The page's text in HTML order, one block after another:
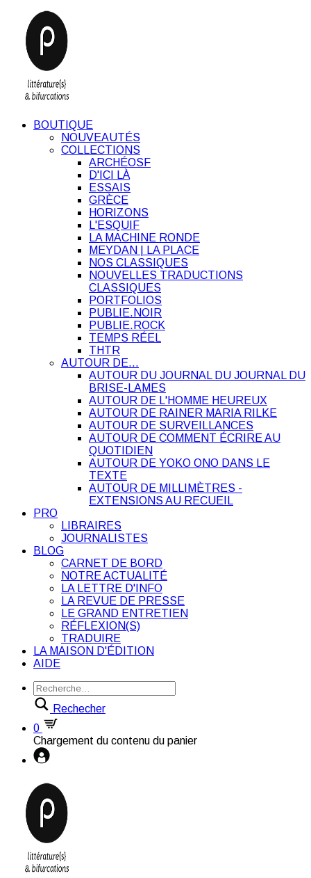
BOUTIQUE
NOUVEAUTÉS
COLLECTIONS
ARCHÉOSF
D'ICI LÀ
ESSAIS
GRÈCE
HORIZONS
L'ESQUIF
LA MACHINE RONDE
MEYDAN | LA PLACE
NOS CLASSIQUES
NOUVELLES TRADUCTIONS
CLASSIQUES
PORTFOLIOS
PUBLIE.NOIR
PUBLIE.ROCK
TEMPS RÉEL
THTR
AUTOUR DE…
AUTOUR DU JOURNAL DU JOURNAL DU
BRISE-LAMES
AUTOUR DE L'HOMME HEUREUX
AUTOUR DE RAINER MARIA RILKE
AUTOUR DE SURVEILLANCES
AUTOUR DE COMMENT ÉCRIRE AU
QUOTIDIEN
AUTOUR DE YOKO ONO DANS LE
TEXTE
AUTOUR DE MILLIMÈTRES -
EXTENSIONS AU RECUEIL
PRO
LIBRAIRES
JOURNALISTES
BLOG
CARNET DE BORD
NOTRE ACTUALITÉ
LA LETTRE D'INFO
LA REVUE DE PRESSE
LE GRAND ENTRETIEN
RÉFLEXION(S)
TRADUIRE
LA MAISON D'ÉDITION
AIDE
Rechecher
0
Chargement du contenu du panier